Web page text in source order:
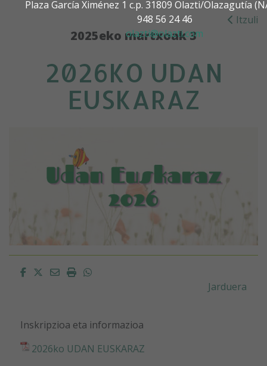
Plaza García Ximénez 1 c.p. 31809 Olazti/Olazagutía
948 56 24 46
olazti@olazti.com
Itzuli
2025eko martxoak 3
2026KO UDAN
EUSKARAZ
Facebook
Twitter
EmailImprimirWhatsapp
Jarduera
Inskripzioa eta informazioa
2026ko UDAN EUSKARAZ